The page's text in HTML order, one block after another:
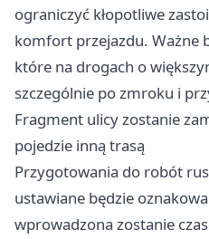
ograniczyć kłopotliwe
komfort przejazdu. Ważne
które na drogach o
szczególnie po zmroku i
Fragment ulicy zostanie
pojedzie inną trasą
Przygotowania do robót
ustawiane będzie
wprowadzona zostanie